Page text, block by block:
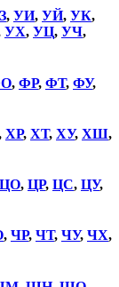
, УИ, УЙ, УК,
УХ, УЦ, УЧ,
, ФР, ФТ, ФУ,
ХР, ХТ, ХУ, ХШ,
ЦО, ЦР, ЦС, ЦУ,
, ЧР, ЧТ, ЧУ, ЧХ,